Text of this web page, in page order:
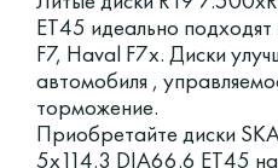
ET45 идеально
F7, Haval F7x. Диски
автомобиля ,
торможение.
Приобретайте диски
5x114.3 DIA66.6 ET45